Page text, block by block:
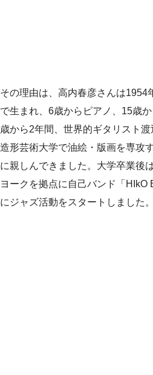
その理由は、高内春彦さんは1954
で生まれ、6歳からピアノ、15歳
歳から2年間、世界的ギタリスト
造形芸術大学で油絵・版画を専攻
に親しんできました。大学卒業後
ヨークを拠点に自己バンド「HIkO
にジャズ活動をスタートしました。